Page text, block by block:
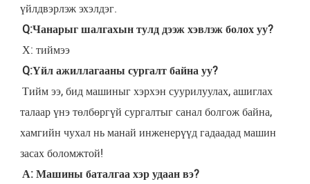
үйлдвэрлэж эхэлдэг.
Q:Чанарыг шалгахын тулд дээж хэвлэж болох уу?
Х: тиймээ
Q:Үйл ажиллагааны сургалт байна уу?
Тийм ээ, бид машиныг хэрхэн суурилуулах, ашиглах
талаар үнэ төлбөргүй сургалтыг санал болгож байна,
хамгийн чухал нь манай инженерүүд гадаадад машин
засах боломжтой!
А: Машины баталгаа хэр удаан вэ?